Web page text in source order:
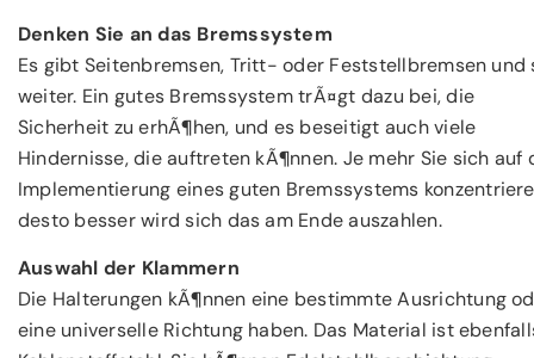
Denken Sie an das Bremssystem
Es gibt Seitenbremsen, Tritt- oder Feststellbremsen und
weiter. Ein gutes Bremssystem trÃ¤gt dazu bei, die
Sicherheit zu erhÃ¶hen, und es beseitigt auch viele
Hindernisse, die auftreten kÃ¶nnen. Je mehr Sie sich auf
Implementierung eines guten Bremssystems
desto besser wird sich das am Ende auszahlen.
Auswahl der Klammern
Die Halterungen kÃ¶nnen eine bestimmte Ausrichtung
eine universelle Richtung haben. Das Material ist